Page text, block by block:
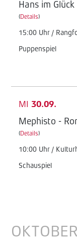
Hans im Glück
(Details)
15:00 Uhr /
Puppenspiel
MI 30.09.
Mephisto -
(Details)
10:00 Uhr /
Schauspiel